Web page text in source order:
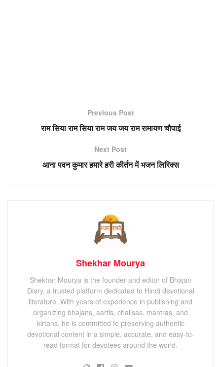
Previous Post
राम सिया राम सिया राम जय जय राम रामायण चौपाई
Next Post
आना पवन कुमार हमारे हरी कीर्तन में भजन लिरिक्स
Shekhar Mourya
Shekhar Mourya is the founder and editor of Bhajan
Diary, a trusted platform dedicated to Hindi devotional
literature. With years of experience in publishing and
organizing bhajans, aartis, chalisas, mantras, and
kirtans, he is committed to preserving authentic
devotional content in a simple, accurate, and easy-to-
read format for devotees around the world.